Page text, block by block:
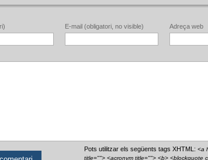
E-mail (obligatori, no visible) Adreça web
Pots utilitzar els següents tags XHTML:<a
title=""> <acronym title=""> <b> <blockquote